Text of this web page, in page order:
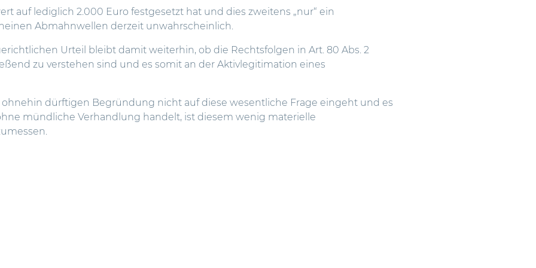
auf lediglich 2.000 Euro festgesetzt hat und dies zweitens „nur“ ein
Abmahnwellen derzeit unwahrscheinlich.
Urteil bleibt damit weiterhin, ob die Rechtsfolgen in Art. 80 Abs. 2
zu verstehen sind und es somit an der Aktivlegitimation eines
ohnehin dürftigen Begründung nicht auf diese wesentliche Frage eingeht und es
mündliche Verhandlung handelt, ist diesem wenig materielle